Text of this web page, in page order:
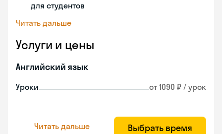
для студентов
Читать дальше
Услуги и цены
Английский язык
Уроки от 1090 ₽ / урок
Читать дальше Выбрать время